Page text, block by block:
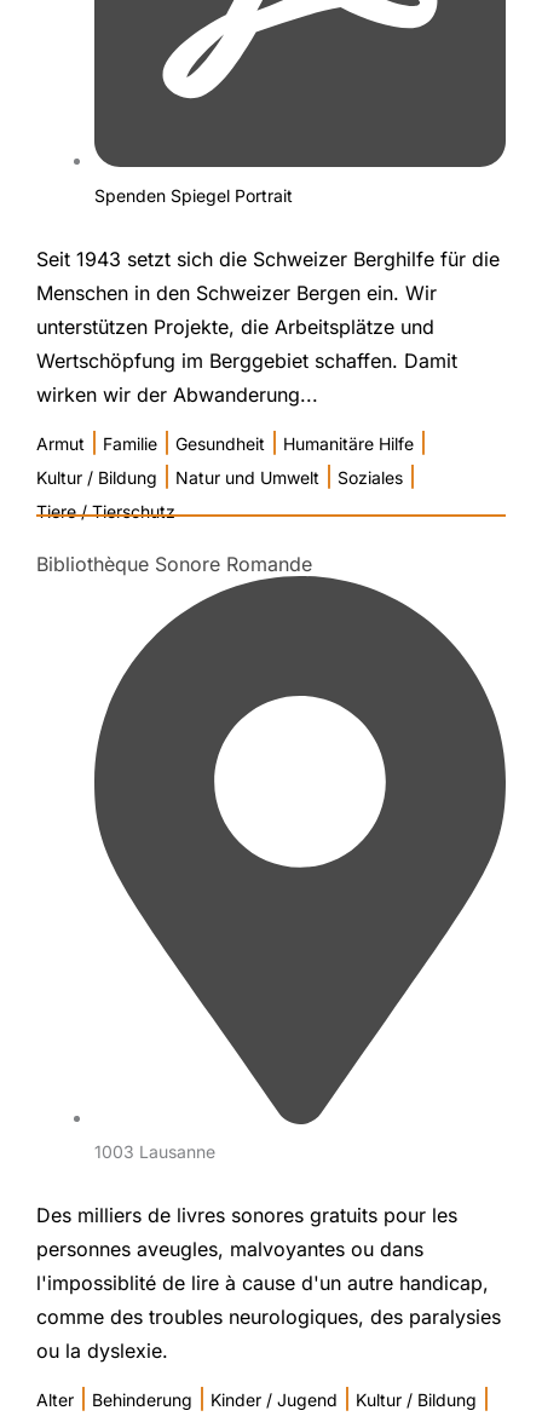
Spenden Spiegel Portrait
Seit 1943 setzt sich die Schweizer Berghilfe für die
Menschen in den Schweizer Bergen ein. Wir
unterstützen Projekte, die Arbeitsplätze und
Wertschöpfung im Berggebiet schaffen. Damit
wirken wir der Abwanderung...
Armut Familie Gesundheit Humanitäre Hilfe
Kultur / Bildung Natur und Umwelt Soziales
Tiere / Tierschutz
Bibliothèque Sonore Romande
1003 Lausanne
Des milliers de livres sonores gratuits pour les
personnes aveugles, malvoyantes ou dans
l'impossiblité de lire à cause d'un autre handicap,
comme des troubles neurologiques, des paralysies
ou la dyslexie.
Alter Behinderung Kinder / Jugend Kultur / Bildung